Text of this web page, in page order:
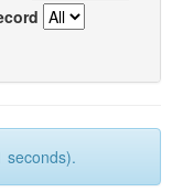
seconds).